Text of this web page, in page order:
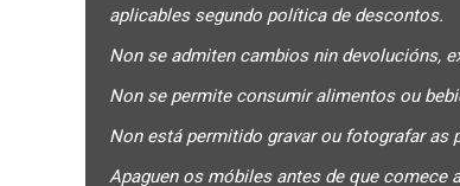
aplicables segundo política de descontos.
Non se admiten cambios nin devolucións,
Non se permite consumir alimentos ou
Non está permitido gravar ou fotografar as
Apaguen os móbiles antes de que comece